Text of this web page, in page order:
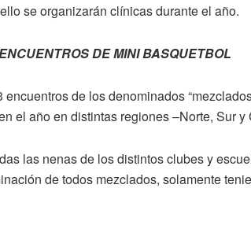
se organizarán clínicas durante el año.
DE MINI BASQUETBOL
encuentros de los denominados
el año en distintas regiones –Norte, Sur y
las nenas de los distintos clubes y
de todos mezclados, solamente